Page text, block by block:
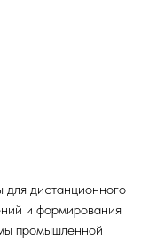
дистанционного
и формирования
промышленной